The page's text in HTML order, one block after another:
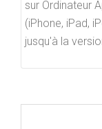
sur Ordinateur
(iPhone, iPad,
jusqu'à la